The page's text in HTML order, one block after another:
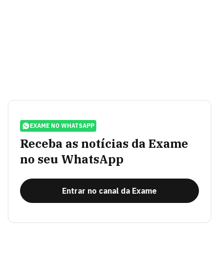
EXAME NO WHATSAPP
Receba as notícias da Exame
no seu WhatsApp
Entrar no canal da Exame